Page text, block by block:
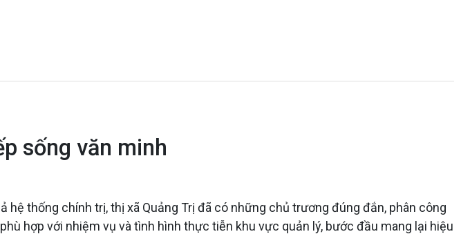
sống văn minh
thống chính trị, thị xã Quảng Trị đã có những chủ trương đúng đắn, phân công
hợp với nhiệm vụ và tình hình thực tiễn khu vực quản lý, bước đầu mang lại hiệu